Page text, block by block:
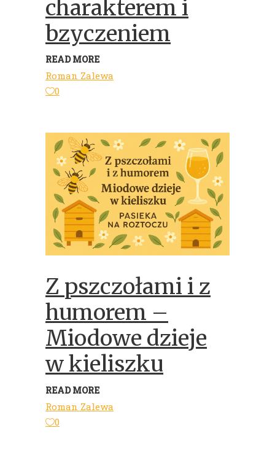
charakterem i
bzyczeniem
READ MORE
Roman Zalewa
0
Z pszczołami i z
humorem –
Miodowe dzieje
w kieliszku
READ MORE
Roman Zalewa
0